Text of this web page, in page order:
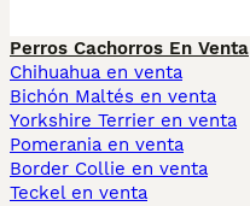
Perros Cachorros En Venta
Chihuahua en venta
Bichón Maltés en venta
Yorkshire Terrier en venta
Pomerania en venta
Border Collie en venta
Teckel en venta